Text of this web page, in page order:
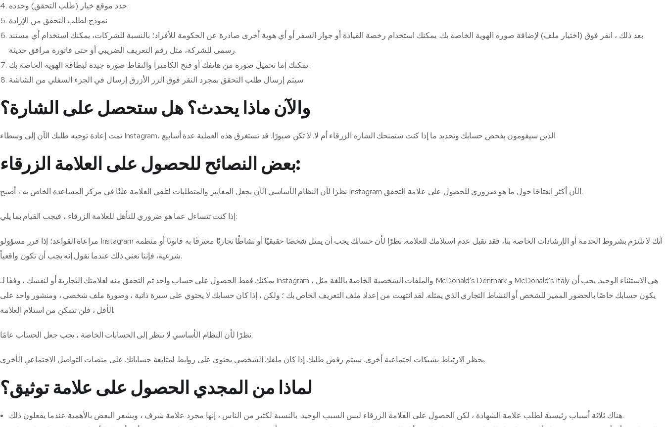
حدد موقع خيار (طلب التحقق) وحدده.
نموذج لطلب التحقق من الإرادة
بعد ذلك ، انقر فوق (اختيار ملف) لإضافة صورة الهوية الخاصة بك. يمكنك استخدام رخصة القيادة أو جواز السفر أو أي هوية أخرى صادرة عن الحكومة للأفراد؛ بالنسبة للشركات، يمكنك استخدام أي مستند
رسمي للشركة، مثل رقم التعريف الضريبي أو حتى فاتورة مرافق حديثة.
يمكنك إما تحميل صورة من هاتفك أو فتح الكاميرا والتقاط صورة جيدة لبطاقة الهوية الخاصة بك.
سيتم إرسال طلب التحقق بمجرد النقر فوق الزر الأزرق إرسال في الجزء السفلي من الشاشة.
والآن ماذا يحدث؟ هل ستحصل على الشارة؟
تمت إعادة توجيه طلبك الآن إلى وسطاء Instagram، الذين سيقومون بفحص حسابك وتحديد ما إذا كنت ستمنحك الشارة الزرقاء أم لا. لا تكن صبورًا. قد تستغرق هذه العملية عدة أسابيع.
بعض النصائح للحصول على العلامة الزرقاء:
نظرًا لأن النظام الأساسي الآن يجعل المعايير والمتطلبات لتلقي العلامة علنًا في مركز المساعدة الخاص به ، أصبح Instagram الآن أكثر انفتاحًا حول ما هو ضروري للحصول على علامة التحقق.
إذا كنت تتساءل عما هو ضروري للتأهل للعلامة الزرقاء ، فيجب القيام بما يلي:
مراعاة القواعد؛ إذا قرر مسؤولو Instagram أنك لا تلتزم بشروط الخدمة أو الإرشادات الخاصة بنا، فقد تقبل عدم استلامك للعلامة. نظرًا لأن حسابك يجب أن يمثل شخصًا حقيقيًا أو نشاطًا تجاريًا معترفًا به قانونًا أو منظمة
شرعية، فإننا نعني ذلك عندما نقول إنه يجب أن تكون واقعياً.
يمكنك فقط الحصول على حساب واحد تم التحقق منه لعلامتك التجارية أو لنفسك ، وفقًا لـ Instagram ، والملفات الشخصية الخاصة باللغة مثل McDonald’s Denmark و McDonald’s Italy هي الاستثناء الوحيد. يجب أن
يكون حسابك خاصًا بالحضور المميز للشخص أو النشاط التجاري الذي يمثله. لقد انتهيت من إعداد ملف التعريف الخاص بك ؛ ولكن ، إذا كان حسابك لا يحتوي على سيرة ذاتية ، وصورة ملف شخصي ، ومنشور واحد على
الأقل ، فلن تتمكن من استلام العلامة.
نظرًا لأن النظام الأساسي لا ينظر إلى الحسابات الخاصة ، يجب جعل الحساب عامًا.
يحظر الارتباط بشبكات اجتماعية أخرى.سيتم رفض طلبك إذا كان ملفك الشخصي يحتوي على روابط لمتابعة حساباتك على منصات التواصل الاجتماعي الأخرى.
لماذا من المجدي الحصول على علامة توثيق؟
هناك ثلاثة أسباب رئيسية لطلب علامة الشهادة ، لكن الحصول على العلامة الزرقاء ليس السبب الوحيد.بالنسبة لكثير من الناس ، إنها مجرد علامة شرف ، ويشعر البعض بالأهمية عندما يفعلون ذلك.